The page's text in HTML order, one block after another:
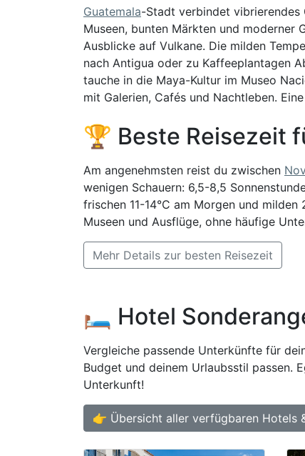
Guatemala-Stadt verbindet vibrierendes
Museen, bunten Märkten und
Ausblicke auf Vulkane. Die milden
nach Antigua oder zu Kaffeeplantagen
tauche in die Maya-Kultur im Museo
mit Galerien, Cafés und Nachtleben.
🏆 Beste Reisezeit
Am angenehmsten reist du zwischen
wenigen Schauern: 6,5-8,5
frischen 11-14°C am Morgen und
Museen und Ausflüge, ohne häufige
Mehr Details zur besten Reisezeit
🛏️ Hotel
Vergleiche passende Unterkünfte für
Budget und deinem Urlaubsstil passen.
Unterkunft!
👉 Übersicht aller verfügbaren Hotels